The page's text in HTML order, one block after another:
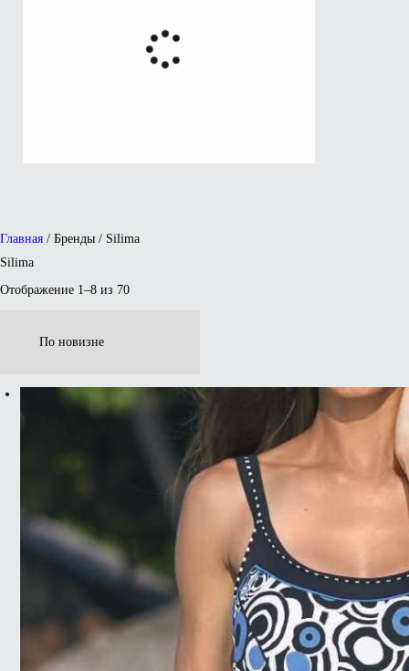
Главная / Бренды / Silima
Silima
Отображение 1–8 из 70